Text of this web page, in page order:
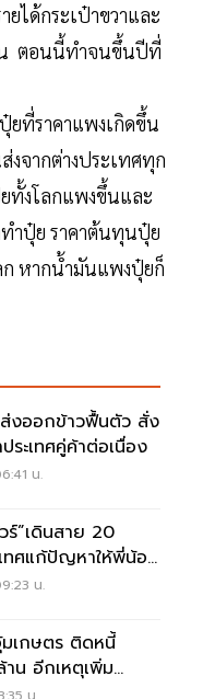
ยได้กระเป๋าขวาและ
น ตอนนี้ทำจนขึ้นปีที่
ยที่ราคาแพงเกิดขึ้น
จากต่างประเทศทุก
ทั้งโลกแพงขึ้นและ
ำปุ๋ย ราคาต้นทุนปุ๋ย
ก หากน้ำมันแพงปุ๋ยก็
งออกข้าวฟื้นตัว สั่ง
ระเทศคู่ค้าต่อเนื่อง
น.
ร์”เดินสาย 20
ทศแก้ปัญหาให้พี่น้อง
น.
มเกษตร ติดหนี้
น อีกเหตุเพิ่ม